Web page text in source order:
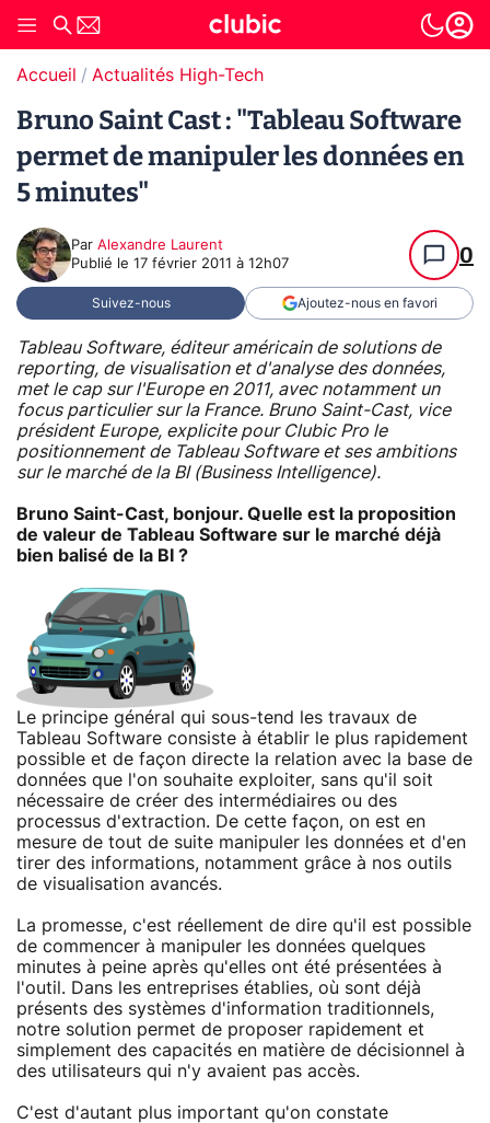
Accueil Actualités High-Tech
Bruno Saint Cast : "Tableau Software
permet de manipuler les données en
5 minutes"
Par Alexandre Laurent
Publié le 17 février 2011 à 12h07 0
Suivez-nous Ajoutez-nous en favori
Tableau Software, éditeur américain de solutions de
reporting, de visualisation et d'analyse des données,
met le cap sur l'Europe en 2011, avec notamment un
focus particulier sur la France. Bruno Saint-Cast, vice
président Europe, explicite pour Clubic Pro le
positionnement de Tableau Software et ses ambitions
sur le marché de la BI (Business Intelligence).
Bruno Saint-Cast, bonjour. Quelle est la proposition
de valeur de Tableau Software sur le marché déjà
bien balisé de la BI ?
Le principe général qui sous-tend les travaux de
Tableau Software consiste à établir le plus rapidement
possible et de façon directe la relation avec la base de
données que l'on souhaite exploiter, sans qu'il soit
nécessaire de créer des intermédiaires ou des
processus d'extraction. De cette façon, on est en
mesure de tout de suite manipuler les données et d'en
tirer des informations, notamment grâce à nos outils
de visualisation avancés.
La promesse, c'est réellement de dire qu'il est possible
de commencer à manipuler les données quelques
minutes à peine après qu'elles ont été présentées à
l'outil. Dans les entreprises établies, où sont déjà
présents des systèmes d'information traditionnels,
notre solution permet de proposer rapidement et
simplement des capacités en matière de décisionnel à
des utilisateurs qui n'y avaient pas accès.
C'est d'autant plus important qu'on constate